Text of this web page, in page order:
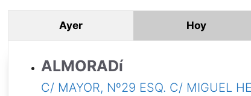
Ayer Hoy
ALMORADí
C/ MAYOR, Nº29 ESQ. C/ MIGUEL